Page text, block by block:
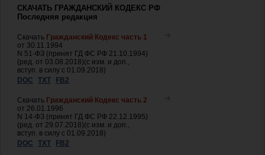
СКАЧАТЬ ГРАЖДАНСКИЙ КОДЕКС РФ
Последняя редакция
Скачать Гражданский Кодекс часть 1
от 30.11.1994
N 51-ФЗ (принят ГД ФС РФ 21.10.1994)
(ред. от 03.08.2018)(с изм. и доп.,
вступ. в силу с 01.09.2018)
DOC
TXT FB2
Скачать Гражданский Кодекс часть 2
от 26.01.1996
N 14-ФЗ (принят ГД ФС РФ 22.12.1995)
(ред. от 29.07.2018)(с изм. и доп.,
вступ. в силу с 01.09.2018)
DOC
TXT FB2